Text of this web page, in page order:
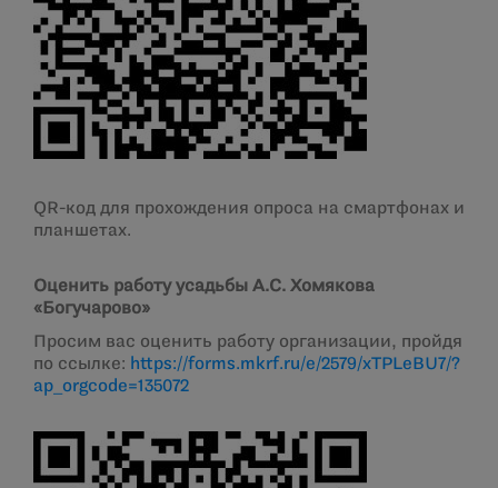
QR-код для прохождения опроса на смартфонах и
планшетах.
Оценить работу усадьбы А.С. Хомякова
«Богучарово»
Просим вас оценить работу организации, пройдя
по ссылке: https://forms.mkrf.ru/e/2579/xTPLeBU7/?
ap_orgcode=135072